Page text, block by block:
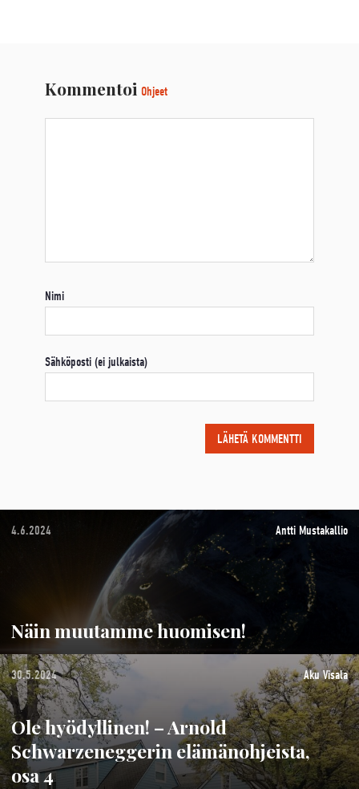
Kommentoi Ohjeet
Nimi
Sähköposti (ei julkaista)
4.6.2024 Antti Mustakallio
Näin muutamme huomisen!
30.5.2024 Aku Visala
Ole hyödyllinen! – Arnold
Schwarzeneggerin elämänohjeista,
osa 4